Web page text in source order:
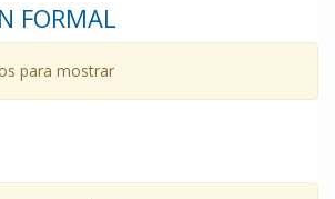
FORMAL
para mostrar